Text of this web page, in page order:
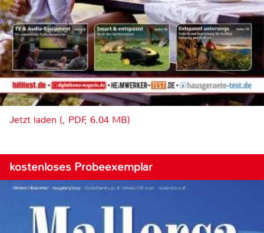
Jetzt laden (, PDF, 6.04 MB)
kostenloses Probeexemplar